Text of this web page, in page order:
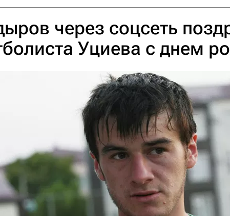
через соцсеть
Уциева с днем